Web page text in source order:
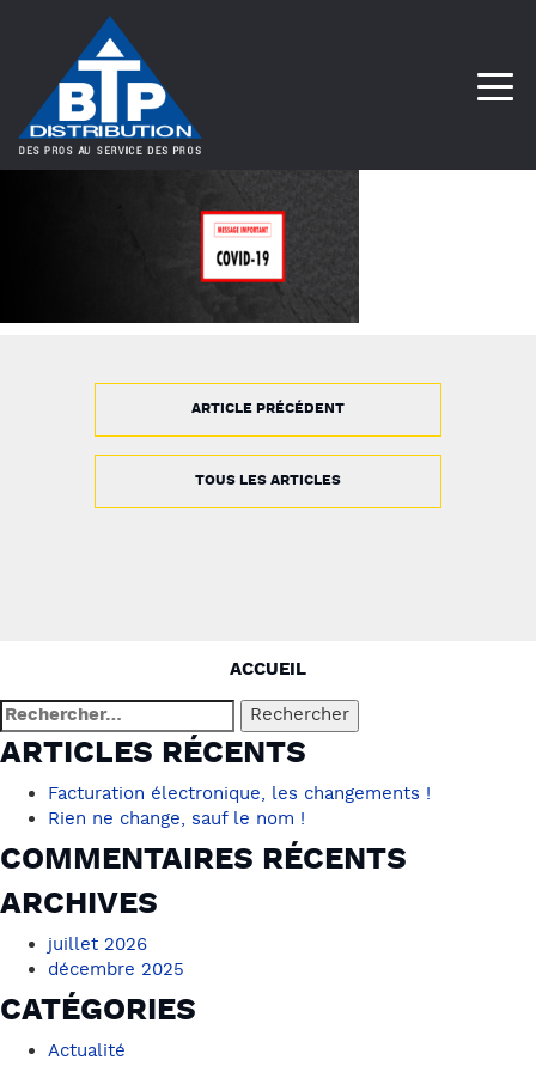
ARTICLE PRÉCÉDENT
TOUS LES ARTICLES
DE
L’ARTICLE
ACCUEIL
Rechercher :
ARTICLES RÉCENTS
Facturation électronique, les changements !
Rien ne change, sauf le nom !
COMMENTAIRES RÉCENTS
ARCHIVES
juillet 2026
décembre 2025
CATÉGORIES
Actualité